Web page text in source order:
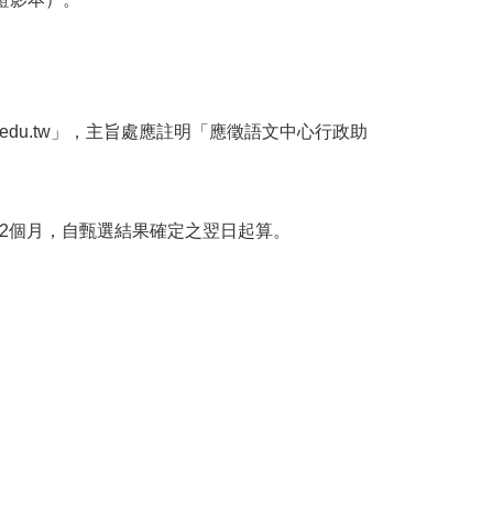
」，主旨處應註明「應徵語文中心行政助
月，自甄選結果確定之翌日起算。